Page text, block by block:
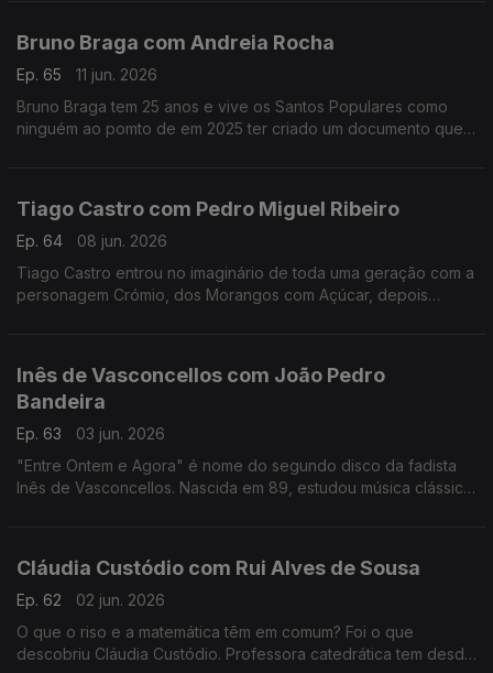
Bruno Braga com Andreia Rocha
Ep. 65
11 jun. 2026
Bruno Braga tem 25 anos e vive os Santos Populares como
ninguém ao pomto de em 2025 ter criado um documento que
Tiago Castro com Pedro Miguel Ribeiro
Ep. 64
08 jun. 2026
Tiago Castro entrou no imaginário de toda uma geração com a
personagem Crómio, dos Morangos com Açúcar, depois
Inês de Vasconcellos com João Pedro
Bandeira
Ep. 63
03 jun. 2026
"Entre Ontem e Agora" é nome do segundo disco da fadista
Inês de Vasconcellos. Nascida em 89, estudou música clássica,
Cláudia Custódio com Rui Alves de Sousa
Ep. 62
02 jun. 2026
O que o riso e a matemática têm em comum? Foi o que
descobriu Cláudia Custódio. Professora catedrática tem desde